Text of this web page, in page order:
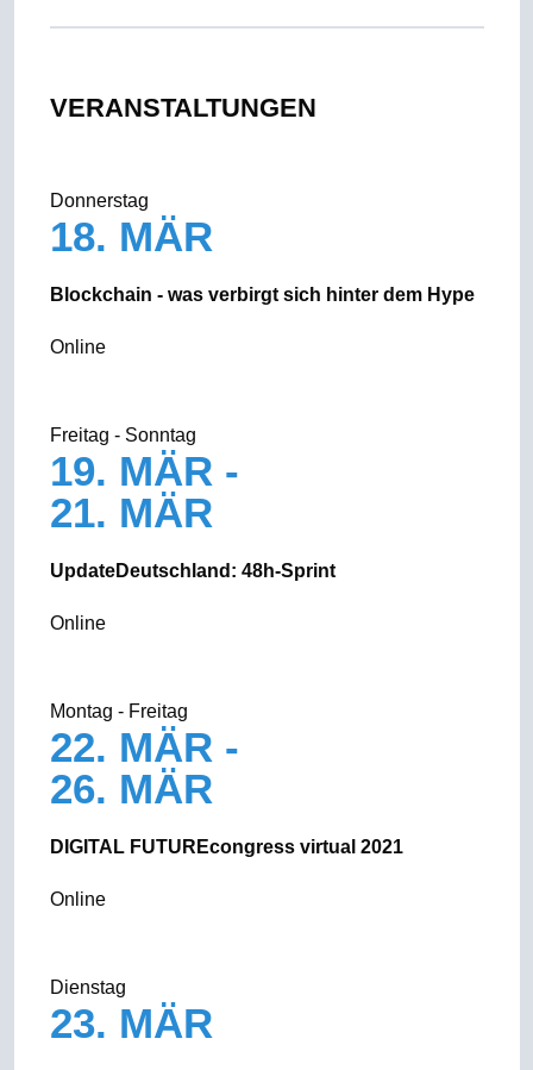
VERANSTALTUNGEN
Donnerstag
18. MÄR
Blockchain - was verbirgt sich hinter dem Hype
Online
Freitag - Sonntag
19. MÄR -
21. MÄR
UpdateDeutschland: 48h-Sprint
Online
Montag - Freitag
22. MÄR -
26. MÄR
DIGITAL FUTUREcongress virtual 2021
Online
Dienstag
23. MÄR